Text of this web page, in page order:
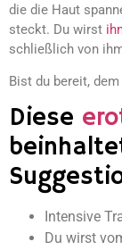
die die Haut
steckt. Du wirst
schließlich von
Bist du bereit,
Diese
Intensive
Du wirst